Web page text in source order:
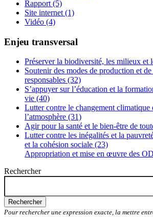
Rapport (5)
Site internet (1)
Vidéo (4)
Enjeu transversal
Préserver la biodiversité, les milieux et
Soutenir des modes de production et
responsables (32)
S’appuyer sur l’éducation et la
vie (40)
Lutter contre le changement climatique
l’atmosphère (31)
Agir pour la santé et le bien-être de
Lutter contre les inégalités et la
et la cohésion sociale (23)
Appropriation et mise en œuvre des
Rechercher
Rechercher
Pour rechercher une expression exacte, la mettre